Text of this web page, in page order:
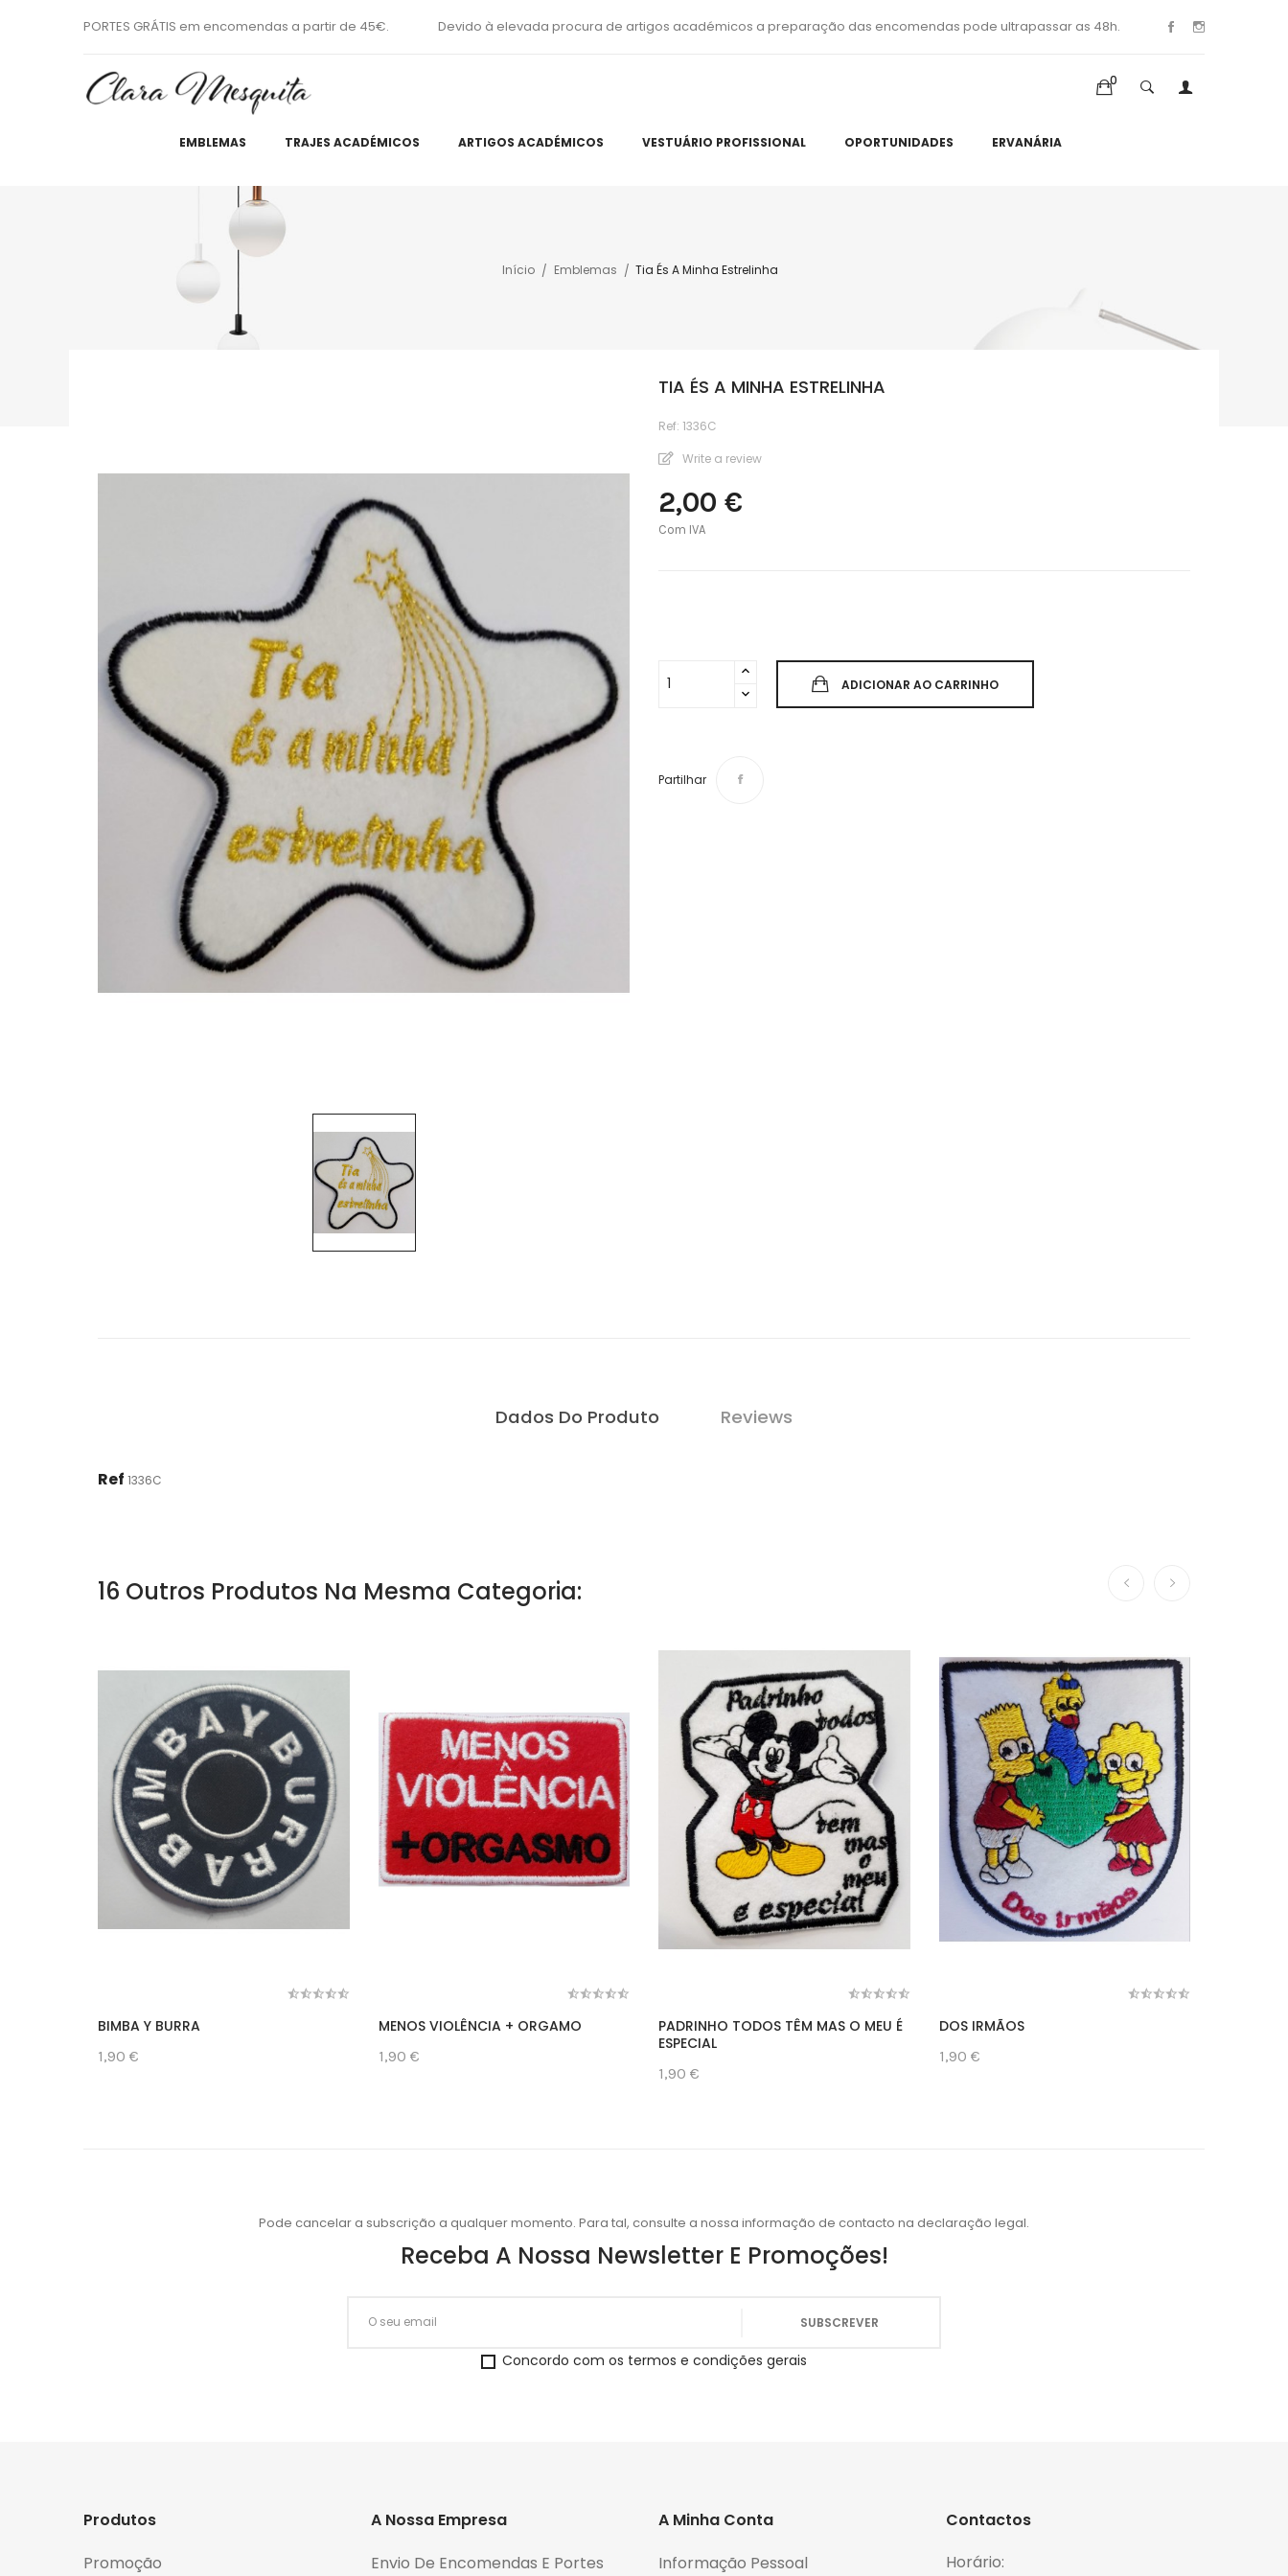
PORTES GRÁTIS em encomendas a partir de 45€. Devido à elevada procura de artigos académicos a preparação das encomendas pode ultrapassar as 48h.
0
EMBLEMAS TRAJES ACADÉMICOS ARTIGOS ACADÉMICOS VESTUÁRIO PROFISSIONAL OPORTUNIDADES ERVANÁRIA
Início Emblemas Tia És A Minha Estrelinha
TIA ÉS A MINHA ESTRELINHA
Ref: 1336C
Write a review
2,00 €
Com IVA
ADICIONAR AO CARRINHO
Partilhar
Dados Do Produto Reviews
Ref 1336C
16 Outros Produtos Na Mesma Categoria:
BIMBA Y BURRA
1,90 €
MENOS VIOLÊNCIA + ORGAMO
1,90 €
PADRINHO TODOS TÊM MAS O MEU É
ESPECIAL
1,90 €
DOS IRMÃOS
1,90 €
Pode cancelar a subscrição a qualquer momento. Para tal, consulte a nossa informação de contacto na declaração legal.
Receba A Nossa Newsletter E Promoções!
Concordo com os termos e condições gerais
Produtos
Promoção
A Nossa Empresa
Envio De Encomendas E Portes
A Minha Conta
Informação Pessoal
Contactos
Horário: